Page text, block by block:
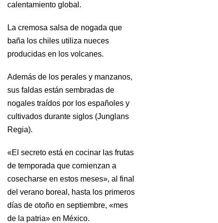
calentamiento global.
La cremosa salsa de nogada que
baña los chiles utiliza nueces
producidas en los volcanes.
Además de los perales y manzanos,
sus faldas están sembradas de
nogales traídos por los españoles y
cultivados durante siglos (Junglans
Regia).
«El secreto está en cocinar las frutas
de temporada que comienzan a
cosecharse en estos meses», al final
del verano boreal, hasta los primeros
días de otoño en septiembre, «mes
de la patria» en México.